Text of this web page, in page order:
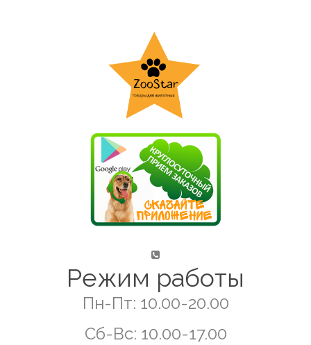
Режим работы
Пн-Пт: 10.00-20.00
Сб-Вс: 10.00-17.00